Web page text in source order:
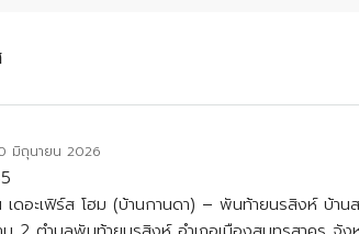
มิถุนายน 2026
เดอะเฟิร์ส โฮม (บ้านกานดา) – พันท้ายนรสิงห์ บ้า